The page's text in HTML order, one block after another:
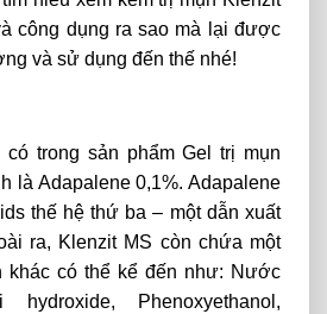
công dụng ra sao mà lại được
và sử dụng đến thế nhé!
có trong sản phẩm Gel trị mụn
là Adapalene 0,1%. Adapalene
thế hệ thứ ba – một dẫn xuất
ra, Klenzit MS còn chứa một
khác có thể kể đến như: Nước
Phenoxyethanol,